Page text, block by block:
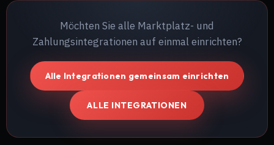
Möchten Sie alle Marktplatz- und
Zahlungsintegrationen auf einmal einrichten?
Alle Integrationen gemeinsam einrichten
ALLE INTEGRATIONEN